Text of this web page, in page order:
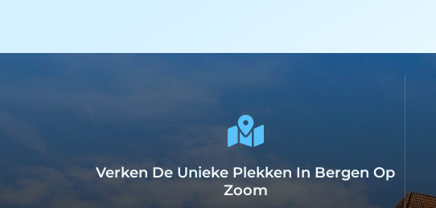
Verken De Unieke Plekken In Bergen Op
Zoom